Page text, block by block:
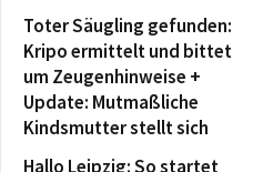
Toter Säugling gefunden:
Kripo ermittelt und bittet
um Zeugenhinweise +
Update: Mutmaßliche
Kindsmutter stellt sich
Hallo Leipzig: So startet